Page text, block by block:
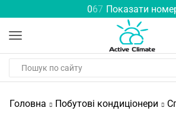
067 Показати
Головна Побутові кондиціонери